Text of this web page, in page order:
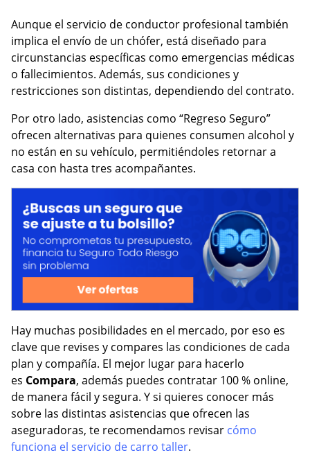
Aunque el servicio de conductor profesional también
implica el envío de un chófer, está diseñado para
circunstancias específicas como emergencias médicas
o fallecimientos. Además, sus condiciones y
restricciones son distintas, dependiendo del contrato.
Por otro lado, asistencias como “Regreso Seguro”
ofrecen alternativas para quienes consumen alcohol y
no están en su vehículo, permitiéndoles retornar a
casa con hasta tres acompañantes.
Hay muchas posibilidades en el mercado, por eso es
clave que revises y compares las condiciones de cada
plan y compañía. El mejor lugar para hacerlo
es Compara, además puedes contratar 100 % online,
de manera fácil y segura. Y si quieres conocer más
sobre las distintas asistencias que ofrecen las
aseguradoras, te recomendamos revisar cómo
funciona el servicio de carro taller.